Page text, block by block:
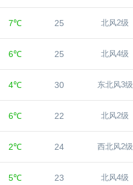
7℃ 25 北风2级
6℃ 25 北风4级
4℃ 30 东北风3级
6℃ 22 北风2级
2℃ 24 西北风2级
5℃ 23 北风4级